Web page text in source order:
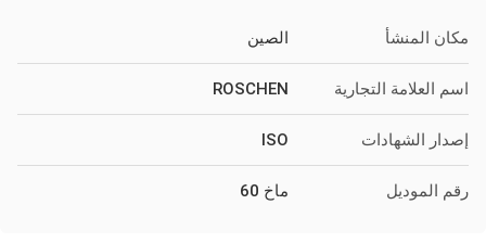
مكان المنشأ الصين
اسم العلامة التجارية ROSCHEN
إصدار الشهادات ISO
رقم الموديل ماخ 60